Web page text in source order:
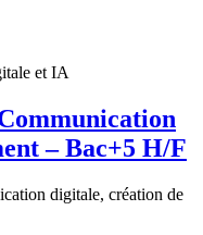
et IA
– Bac+5 H/F
digitale, création de